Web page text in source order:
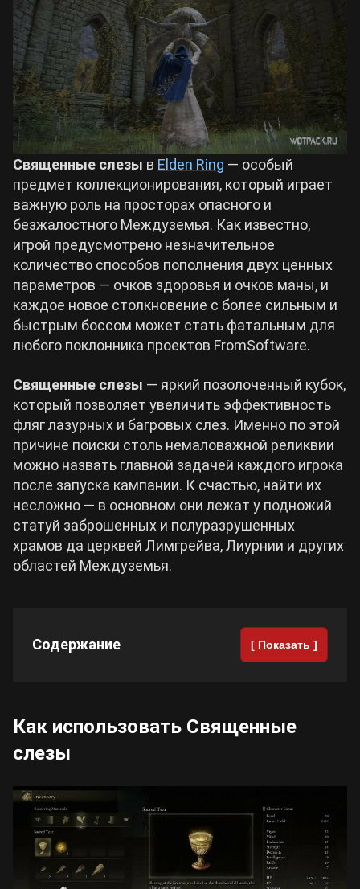
Crimson Desert
Zenless Zone Zero
Kingdom Come: Deliverance 2
Path of Exile 2
Wuthering Waves
Roblox
Hogwarts Legacy
Cyberpunk 2077
Все игры
Билды Arknights: Endfield
Билды Wuthering Waves
Билды Cyberpunk 2077
Билды Path of Exile 2
Священные слезы в Elden Ring — особый
предмет коллекционирования, который играет
важную роль на просторах опасного и
безжалостного Междуземья. Как известно,
игрой предусмотрено незначительное
количество способов пополнения двух ценных
параметров — очков здоровья и очков маны, и
каждое новое столкновение с более сильным и
быстрым боссом может стать фатальным для
любого поклонника проектов FromSoftware.
Священные слезы — яркий позолоченный кубок,
который позволяет увеличить эффективность
фляг лазурных и багровых слез. Именно по этой
причине поиски столь немаловажной реликвии
можно назвать главной задачей каждого игрока
после запуска кампании. К счастью, найти их
несложно — в основном они лежат у подножий
статуй заброшенных и полуразрушенных
храмов да церквей Лимгрейва, Лиурнии и других
областей Междуземья.
Содержание [ Показать ]
Как использовать Священные
слезы